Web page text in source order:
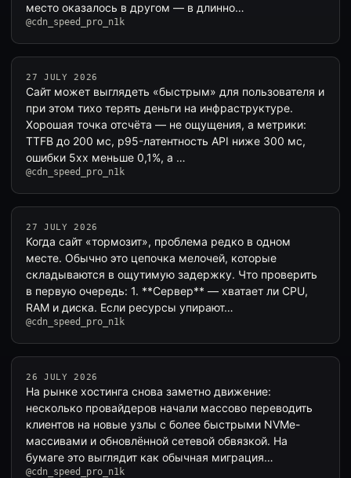
место оказалось в другом — в длинно…
@cdn_speed_pro_n1k
27 JULY 2026
Сайт может выглядеть «быстрым» для пользователя и
при этом тихо терять деньги на инфраструктуре.
Хорошая точка отсчёта — не ощущения, а метрики:
TTFB до 200 мс, p95-латентность API ниже 300 мс,
ошибки 5xx меньше 0,1%, а …
@cdn_speed_pro_n1k
27 JULY 2026
Когда сайт «тормозит», проблема редко в одном
месте. Обычно это цепочка мелочей, которые
складываются в ощутимую задержку. Что проверить
в первую очередь: 1. **Сервер** — хватает ли CPU,
RAM и диска. Если ресурсы упирают…
@cdn_speed_pro_n1k
26 JULY 2026
На рынке хостинга снова заметно движение:
несколько провайдеров начали массово переводить
клиентов на новые узлы с более быстрыми NVMe-
массивами и обновлённой сетевой обвязкой. На
бумаге это выглядит как обычная миграция…
@cdn_speed_pro_n1k